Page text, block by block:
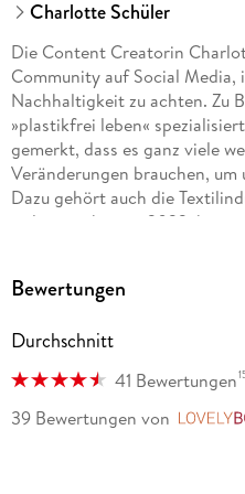
Charlotte Schüler
Die Content Creatorin
Community auf Social
Nachhaltigkeit zu achten. Zu
»plastikfrei leben«
gemerkt, dass es ganz viele
Veränderungen brauchen, um
Dazu gehört auch die
zu leisten, hat sie 2022 ihr
Bewertungen
Durchschnitt
41 Bewertungen
39 Bewertungen von